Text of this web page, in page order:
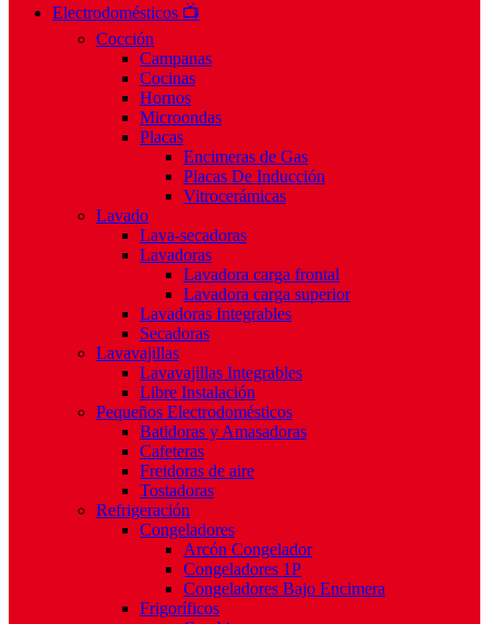
Electrodomésticos 📺
Cocción
Campanas
Cocinas
Hornos
Microondas
Placas
Encimeras de Gas
Placas De Inducción
Vitrocerámicas
Lavado
Lava-secadoras
Lavadoras
Lavadora carga frontal
Lavadora carga superior
Lavadoras Integrables
Secadoras
Lavavajillas
Lavavajillas Integrables
Libre Instalación
Pequeños Electrodomésticos
Batidoras y Amasadoras
Cafeteras
Freidoras de aire
Tostadoras
Refrigeración
Congeladores
Arcón Congelador
Congeladores 1P
Congeladores Bajo Encimera
Frigoríficos